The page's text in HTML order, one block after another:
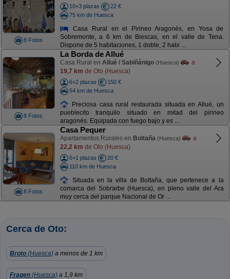
8 Fotos
10+3 plazas
22 €
75 km de Huesca
Casa Rural en el Pirineo Aragonés, en Yosa de
Sobremonte, a 6 km de Biescas, en el valle de Tena.
Dispone de 5 habitaciones, 1 doble, 2 habi ...
8 Fotos
La Borda de Allué
Casa Rural en Allué / Sabiñánigo (Huesca)
a
19,7 km de Oto (Huesca)
6+2 plazas
150 €
54 km de Huesca
Preciosa casa rural restaurada situada en Allué, un
pueblecito tranquilo situado en mitad del pirineo
aragonés. Equipada con fuego bajo y es ...
8 Fotos
Casa Pequer
Apartamentos Rurales en Boltaña (Huesca)
a
22,2 km de Oto (Huesca)
6+1 plazas
20 €
110 km de Huesca
Situada en la villa de Boltaña, que pertenece a la
comarca del Sobrarbe (Huesca), en pleno valle del Ara
muy cerca del parque Nacional de Or ...
Cerca de Oto:
Broto (Huesca) a menos de 1 km
Fragen (Huesca) a 1,9 km